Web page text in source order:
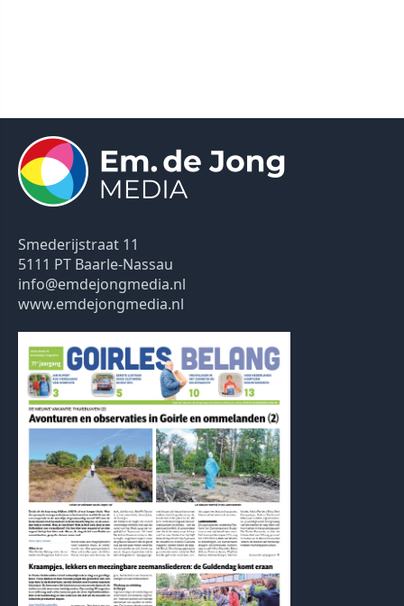
Smederijstraat 11
5111 PT Baarle-Nassau
info@emdejongmedia.nl
www.emdejongmedia.nl